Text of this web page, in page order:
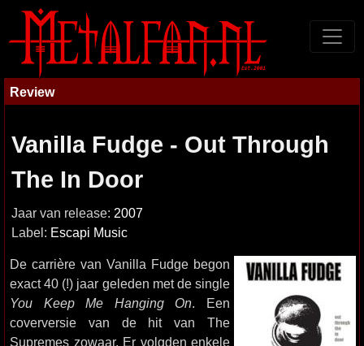
Review
Vanilla Fudge - Out Through
The In Door
Jaar van release: 2007
Label: Escapi Music
De carrière van Vanilla Fudge begon
exact 40 (!) jaar geleden met de single
You Keep Me Hanging On. Een
coverversie van de hit van The
Supremes zowaar. Er volgden enkele